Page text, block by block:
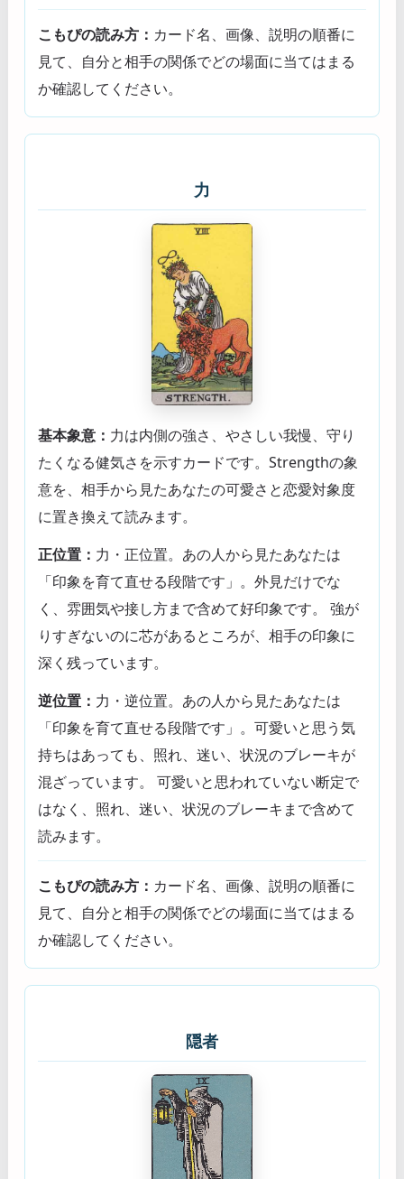
こもぴの読み方： カード名、画像、説明の順番に
見て、自分と相手の関係でどの場面に当てはまる
か確認してください。
力
基本象意： 力は内側の強さ、やさしい我慢、守り
たくなる健気さを示すカードです。Strengthの象
意を、相手から見たあなたの可愛さと恋愛対象度
に置き換えて読みます。
正位置： 力・正位置。あの人から見たあなたは
「印象を育て直せる段階です」。外見だけでな
く、雰囲気や接し方まで含めて好印象です。 強が
りすぎないのに芯があるところが、相手の印象に
深く残っています。
逆位置： 力・逆位置。あの人から見たあなたは
「印象を育て直せる段階です」。可愛いと思う気
持ちはあっても、照れ、迷い、状況のブレーキが
混ざっています。 可愛いと思われていない断定で
はなく、照れ、迷い、状況のブレーキまで含めて
読みます。
こもぴの読み方： カード名、画像、説明の順番に
見て、自分と相手の関係でどの場面に当てはまる
か確認してください。
隠者